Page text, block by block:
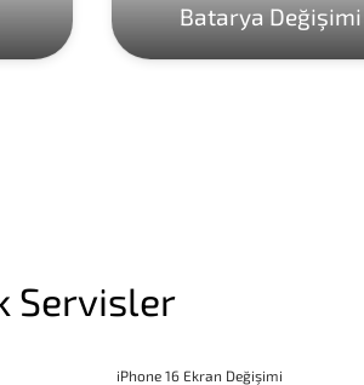
Batarya Değişimi
Servisler
iPhone 16 Ekran Değişimi